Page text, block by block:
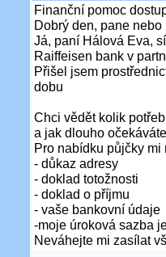
Finanční pomoc
Dobrý den, pane nebo
Já, paní Hálová Eva,
Raiffeisen bank v
Přišel jsem
dobu
Chci vědět kolik
a jak dlouho
Pro nabídku půjčky mi
- důkaz adresy
- doklad totožnosti
- doklad o příjmu
- vaše bankovní údaje
-moje úroková sazba
Neváhejte mi zasílat